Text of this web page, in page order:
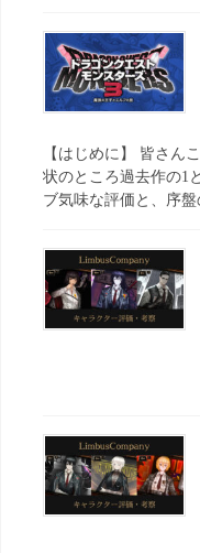
【はじめに】 皆さん
状のところ過去作の1
ブ気味な評価と、序